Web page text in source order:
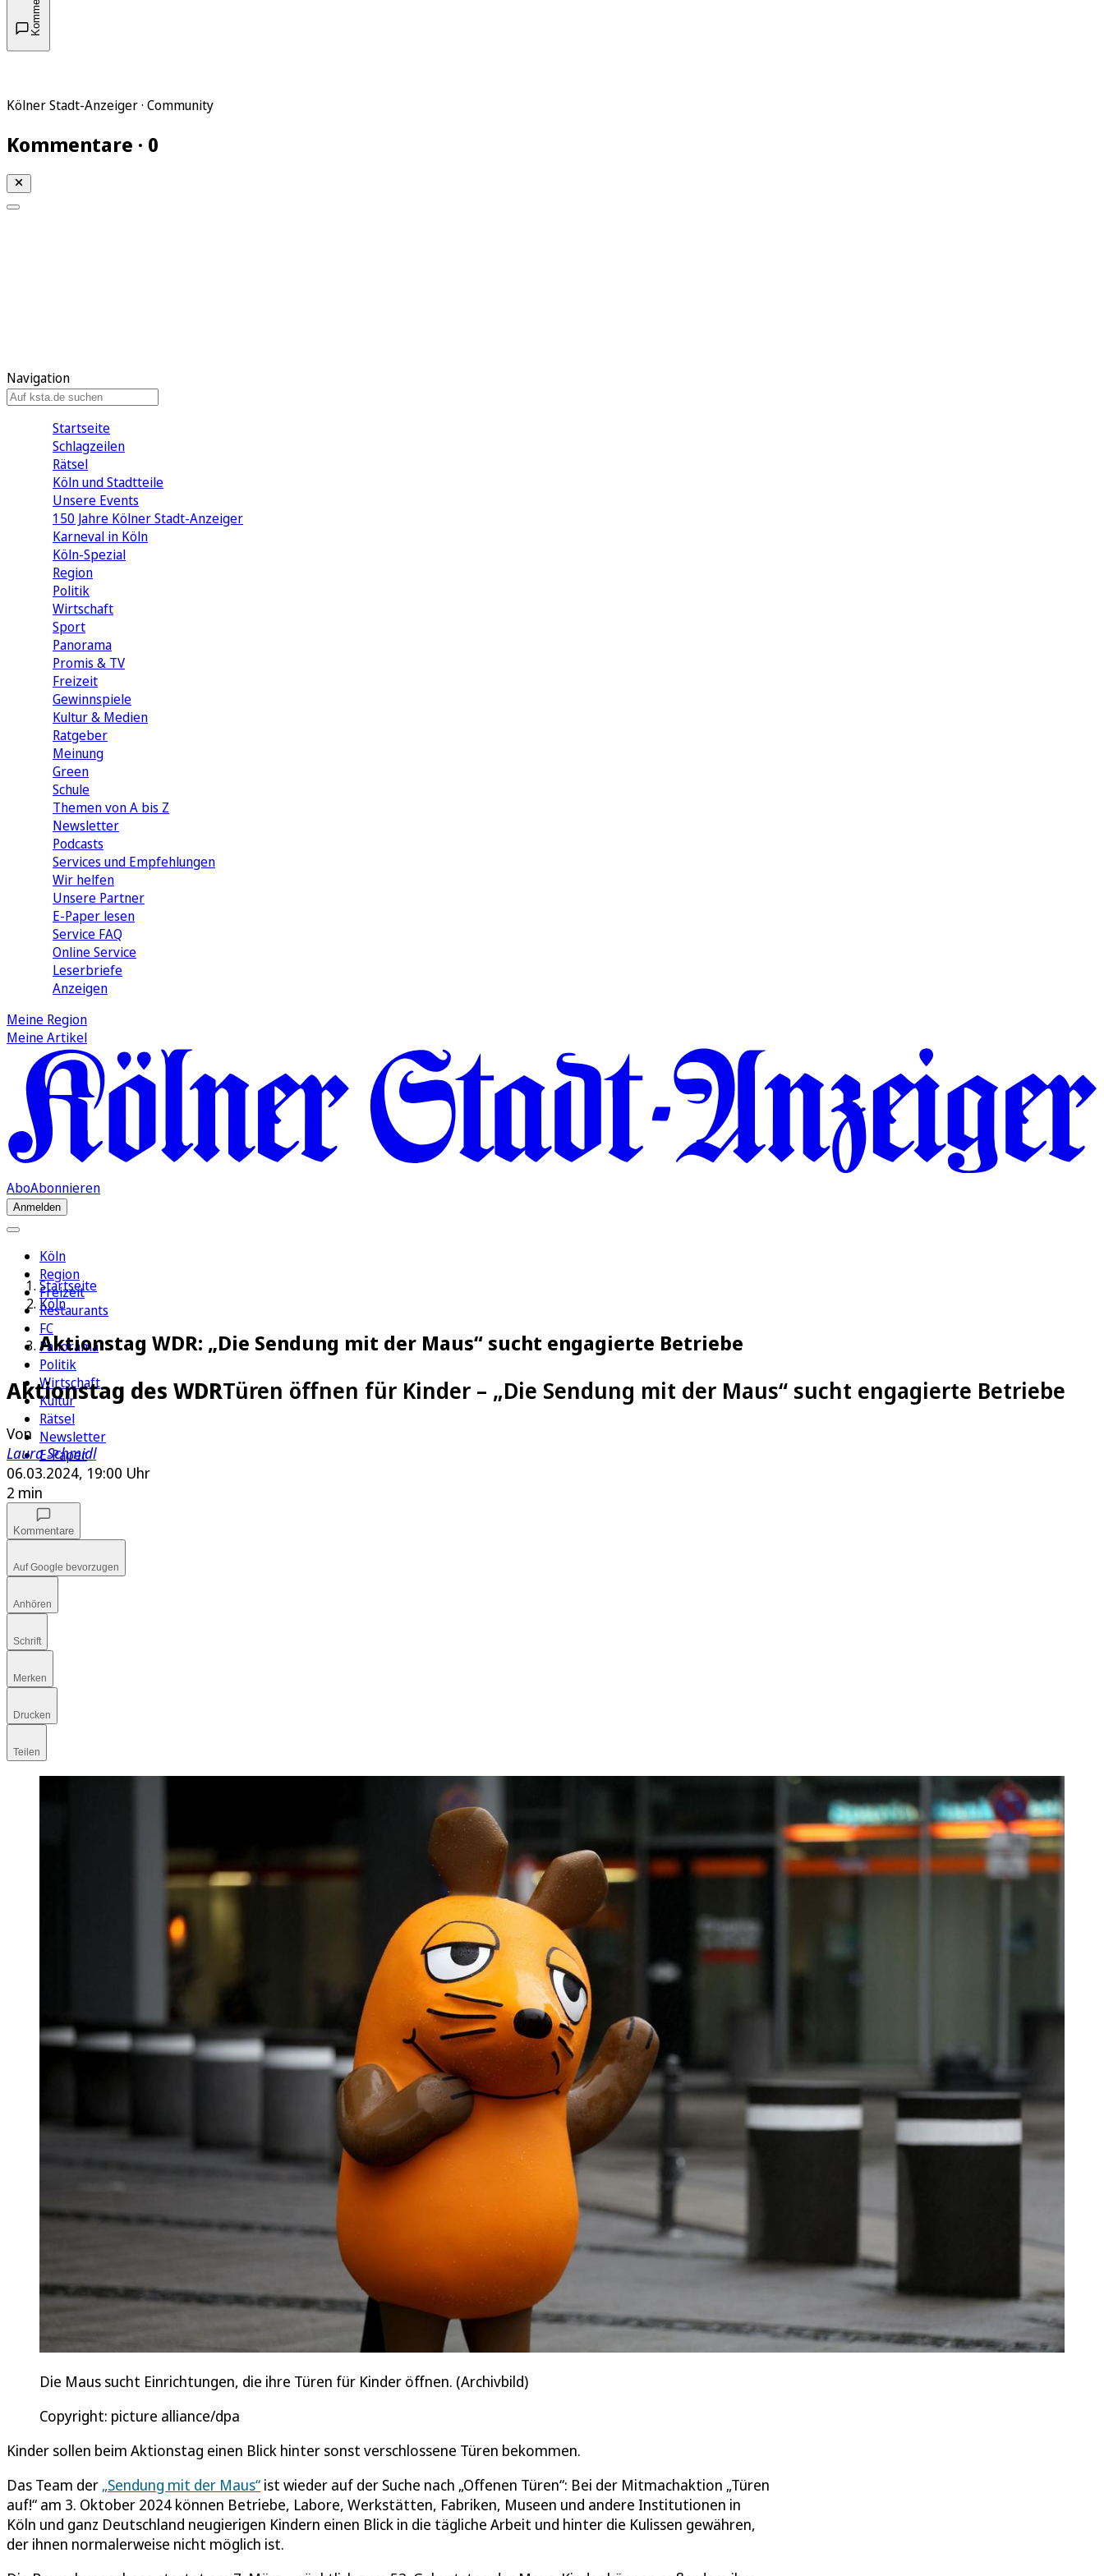
Kölner Stadt-Anzeiger · Community
Kommentare · 0
Navigation
Startseite
Schlagzeilen
Rätsel
Köln und Stadtteile
Unsere Events
150 Jahre Kölner Stadt-Anzeiger
Karneval in Köln
Köln-Spezial
Region
Politik
Wirtschaft
Sport
Panorama
Promis & TV
Freizeit
Gewinnspiele
Kultur & Medien
Ratgeber
Meinung
Green
Schule
Themen von A bis Z
Newsletter
Podcasts
Services und Empfehlungen
Wir helfen
Unsere Partner
E-Paper lesen
Service FAQ
Online Service
Leserbriefe
Anzeigen
Meine Region
Meine Artikel
AboAbonnieren
Anmelden
Köln
Region
Freizeit
Restaurants
FC
Panorama
Politik
Wirtschaft
Kultur
Rätsel
Newsletter
E-Paper
Startseite
Köln
Aktionstag WDR: „Die Sendung mit der Maus“ sucht engagierte Betriebe
Aktionstag des WDRTüren öffnen für Kinder – „Die Sendung mit der Maus“ sucht engagierte Betriebe
Von
Laura Schmidl
06.03.2024, 19:00 Uhr
2 min
Kommentare
Auf Google bevorzugen
Anhören
Schrift
Merken
Drucken
Teilen
Die Maus sucht Einrichtungen, die ihre Türen für Kinder öffnen. (Archivbild)
Copyright: picture alliance/dpa
Kinder sollen beim Aktionstag einen Blick hinter sonst verschlossene Türen bekommen.
Das Team der „Sendung mit der Maus“ ist wieder auf der Suche nach „Offenen Türen“: Bei der Mitmachaktion „Türen
auf!“ am 3. Oktober 2024 können Betriebe, Labore, Werkstätten, Fabriken, Museen und andere Institutionen in
Köln und ganz Deutschland neugierigen Kindern einen Blick in die tägliche Arbeit und hinter die Kulissen gewähren,
der ihnen normalerweise nicht möglich ist.